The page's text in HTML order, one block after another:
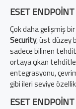
ESET
Çok daha gelişmiş
Security, üst düzey
sadece bilinen
ortaya çıkan
entegrasyonu,
gibi ileri seviye
ESET